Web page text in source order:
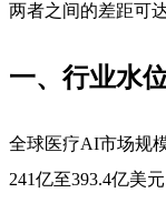
两者之间的差距可
一、行业水
全球医疗AI市场规
241亿至393.4亿美